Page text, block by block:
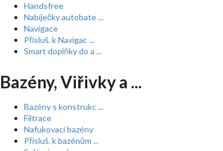
Handsfree
Nabíječky autobate ...
Navigace
Přísluš. k Navigac ...
Smart doplňky do a ...
Bazény, Viřivky a ...
Bazény s konstrukc ...
Filtrace
Nafukovací bazény
Přísluš. k bazénům ...